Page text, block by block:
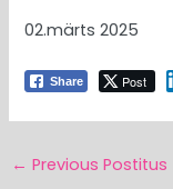
02.märts 2025
Share Post
← Previous Postitus